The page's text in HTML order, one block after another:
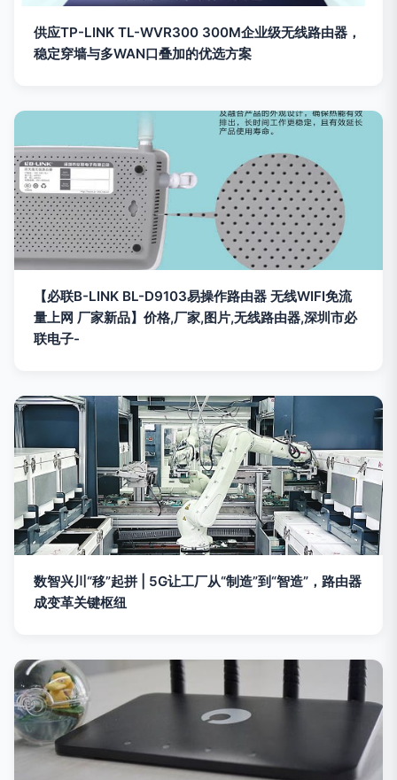
供应TP-LINK TL-WVR300 300M企业级无线路由器，
稳定穿墙与多WAN口叠加的优选方案
【必联B-LINK BL-D9103易操作路由器 无线WIFI免流
量上网 厂家新品】价格,厂家,图片,无线路由器,深圳市必
联电子-
数智兴川“移”起拼 | 5G让工厂从“制造”到“智造”，路由器
成变革关键枢纽